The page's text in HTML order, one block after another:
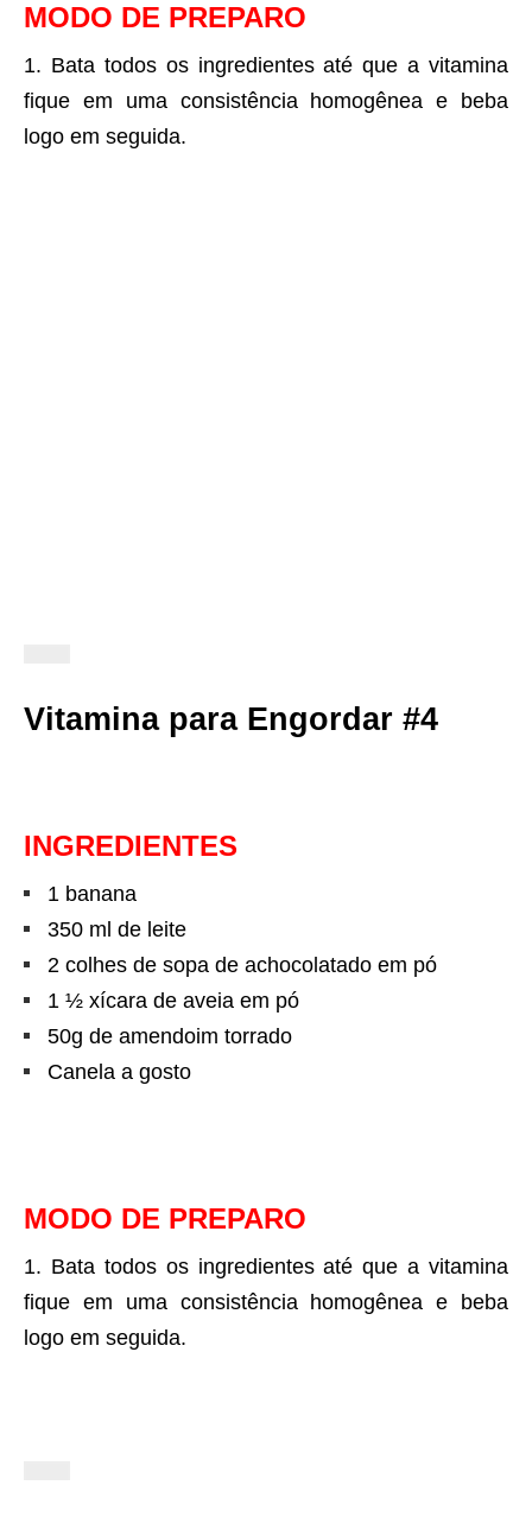
MODO DE PREPARO
Bata todos os ingredientes até que a vitamina
fique em uma consistência homogênea e beba
logo em seguida.
Vitamina para Engordar #4
INGREDIENTES
1 banana
350 ml de leite
2 colhes de sopa de achocolatado em pó
1 ½ xícara de aveia em pó
50g de amendoim torrado
Canela a gosto
MODO DE PREPARO
Bata todos os ingredientes até que a vitamina
fique em uma consistência homogênea e beba
logo em seguida.